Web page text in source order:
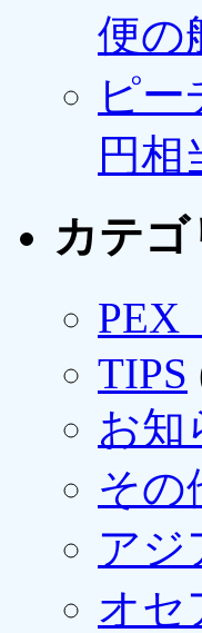
便の
ピー
円
カテゴ
PEX
TIPS
お知
その
アジ
オセ